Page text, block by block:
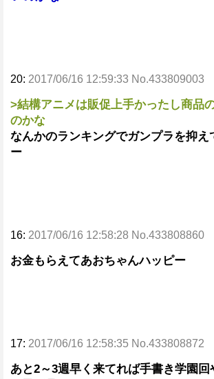
20: 2017/06/16 12:59:33 No.433809003
>結構アニメは販促上手かったし商品
のかな
なんかのランキングでガンプラを抑え
ー
16: 2017/06/16 12:58:28 No.433808860
お金もらえてあおちゃんハッピー
17: 2017/06/16 12:58:35 No.433808872
あと2～3週早く来てれば手書き学園回